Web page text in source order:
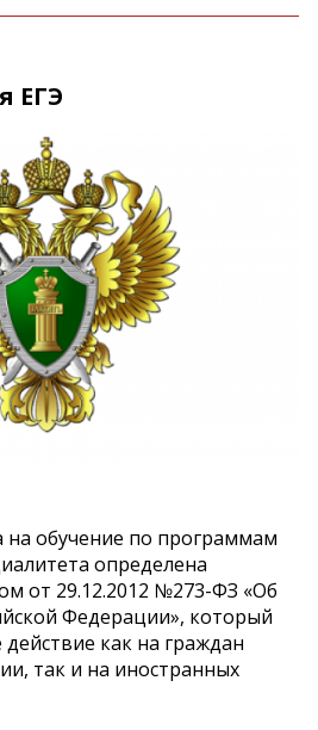
ЕГЭ
обучение по программам
определена
от 29.12.2012 №273-ФЗ «Об
Федерации», который
действие как на граждан
так и на иностранных